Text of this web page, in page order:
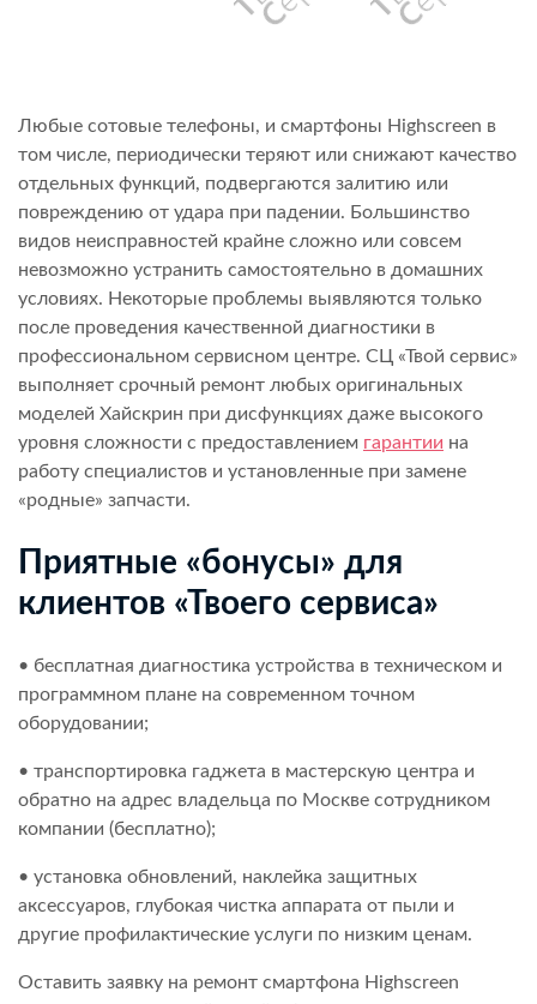
Любые сотовые телефоны, и смартфоны Highscreen в
том числе, периодически теряют или снижают качество
отдельных функций, подвергаются залитию или
повреждению от удара при падении. Большинство
видов неисправностей крайне сложно или совсем
невозможно устранить самостоятельно в домашних
условиях. Некоторые проблемы выявляются только
после проведения качественной диагностики в
профессиональном сервисном центре. СЦ «Твой сервис»
выполняет срочный ремонт любых оригинальных
моделей Хайскрин при дисфункциях даже высокого
уровня сложности с предоставлением гарантии на
работу специалистов и установленные при замене
«родные» запчасти.
Приятные «бонусы» для
клиентов «Твоего сервиса»
• бесплатная диагностика устройства в техническом и
программном плане на современном точном
оборудовании;
• транспортировка гаджета в мастерскую центра и
обратно на адрес владельца по Москве сотрудником
компании (бесплатно);
• установка обновлений, наклейка защитных
аксессуаров, глубокая чистка аппарата от пыли и
другие профилактические услуги по низким ценам.
Оставить заявку на ремонт смартфона Highscreen